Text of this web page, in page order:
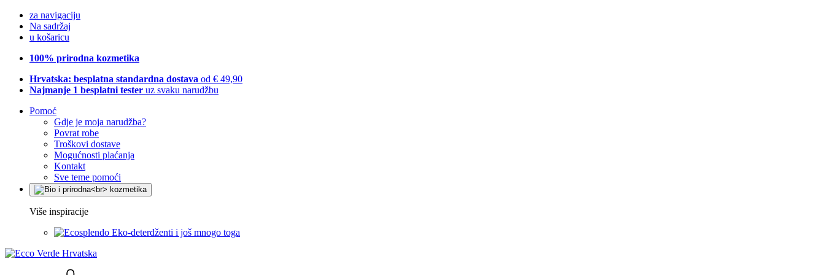
za navigaciju
Na sadržaj
u košaricu
100% prirodna kozmetika
Hrvatska: besplatna standardna dostava od € 49,90
Najmanje 1 besplatni tester uz svaku narudžbu
Pomoć
Gdje je moja narudžba?
Povrat robe
Troškovi dostave
Mogućnosti plaćanja
Kontakt
Sve teme pomoći
Više inspiracije
Eko-deterdženti i još mnogo toga